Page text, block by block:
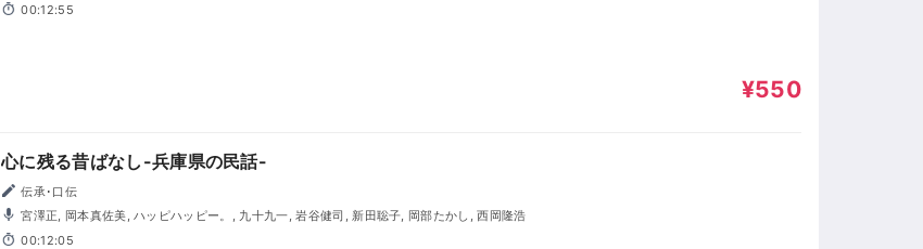
00:12:55
¥550
心に残る昔ばなし-兵庫県の民話-
伝承･口伝
宮澤正, 岡本真佐美, ハッピハッピー。, 九十九一, 岩谷健司, 新田聡子, 岡部たかし, 西岡隆浩
00:12:05